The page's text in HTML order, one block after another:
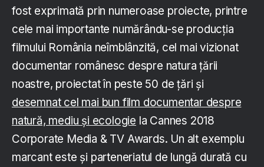
fost exprimată prin numeroase proiecte, printre
cele mai importante numărându-se producția
filmului România neîmblânzită, cel mai vizionat
documentar românesc despre natura țării
noastre, proiectat în peste 50 de țări și
desemnat cel mai bun film documentar despre
natură, mediu și ecologie la Cannes 2018
Corporate Media & TV Awards. Un alt exemplu
marcant este și parteneriatul de lungă durată cu